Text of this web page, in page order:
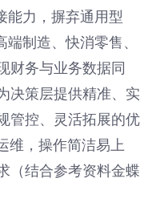
能力，摒弃通用型
制造、快消零售、
财务与业务数据同
决策层提供精准、实
管控、灵活拓展的优
维，操作简洁易上
（结合参考资料金蝶